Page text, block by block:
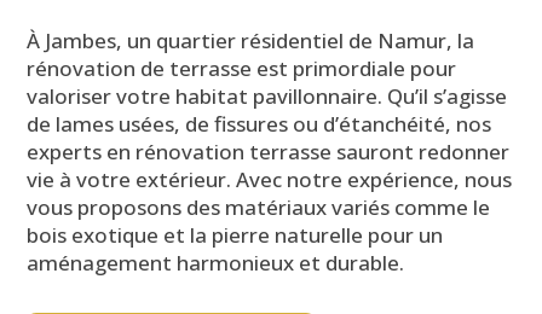
À Jambes, un quartier résidentiel de Namur, la
rénovation de terrasse est primordiale pour
valoriser votre habitat pavillonnaire. Qu’il s’agisse
de lames usées, de fissures ou d’étanchéité, nos
experts en rénovation terrasse sauront redonner
vie à votre extérieur. Avec notre expérience, nous
vous proposons des matériaux variés comme le
bois exotique et la pierre naturelle pour un
aménagement harmonieux et durable.